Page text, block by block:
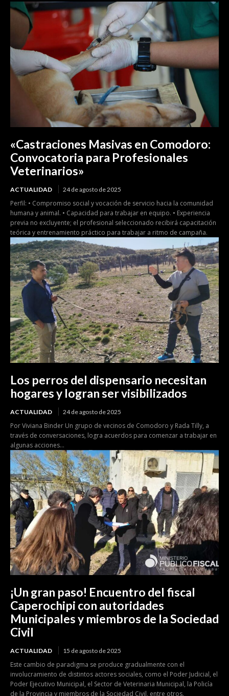
«Castraciones Masivas en Comodoro:
Convocatoria para Profesionales
Veterinarios»
ACTUALIDAD 24 de agosto de 2025
Perfil: • Compromiso social y vocación de servicio hacia la comunidad
humana y animal. • Capacidad para trabajar en equipo. • Experiencia
previa no excluyente; el profesional seleccionado recibirá capacitación
teórica y entrenamiento práctico para trabajar a ritmo de campaña.
Los perros del dispensario necesitan
hogares y logran ser visibilizados
ACTUALIDAD 24 de agosto de 2025
Por Viviana Binder Un grupo de vecinos de Comodoro y Rada Tilly, a
través de conversaciones, logra acuerdos para comenzar a trabajar en
algunas acciones...
¡Un gran paso! Encuentro del fiscal
Caperochipi con autoridades
Municipales y miembros de la Sociedad
Civil
ACTUALIDAD 15 de agosto de 2025
Este cambio de paradigma se produce gradualmente con el
involucramiento de distintos actores sociales, como el Poder Judicial, el
Poder Ejecutivo Municipal, el Sector de Veterinaria Municipal, la Policía
de la Provincia y miembros de la Sociedad Civil, entre otros.